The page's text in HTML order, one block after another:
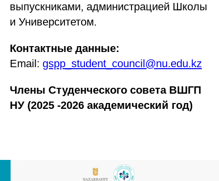
выпускниками, администрацией Школы
и Университетом.
Контактные данные:
Email: gspp_student_council@nu.edu.kz
Члены Студенческого совета ВШГП
НУ (2025 -2026 академический год)